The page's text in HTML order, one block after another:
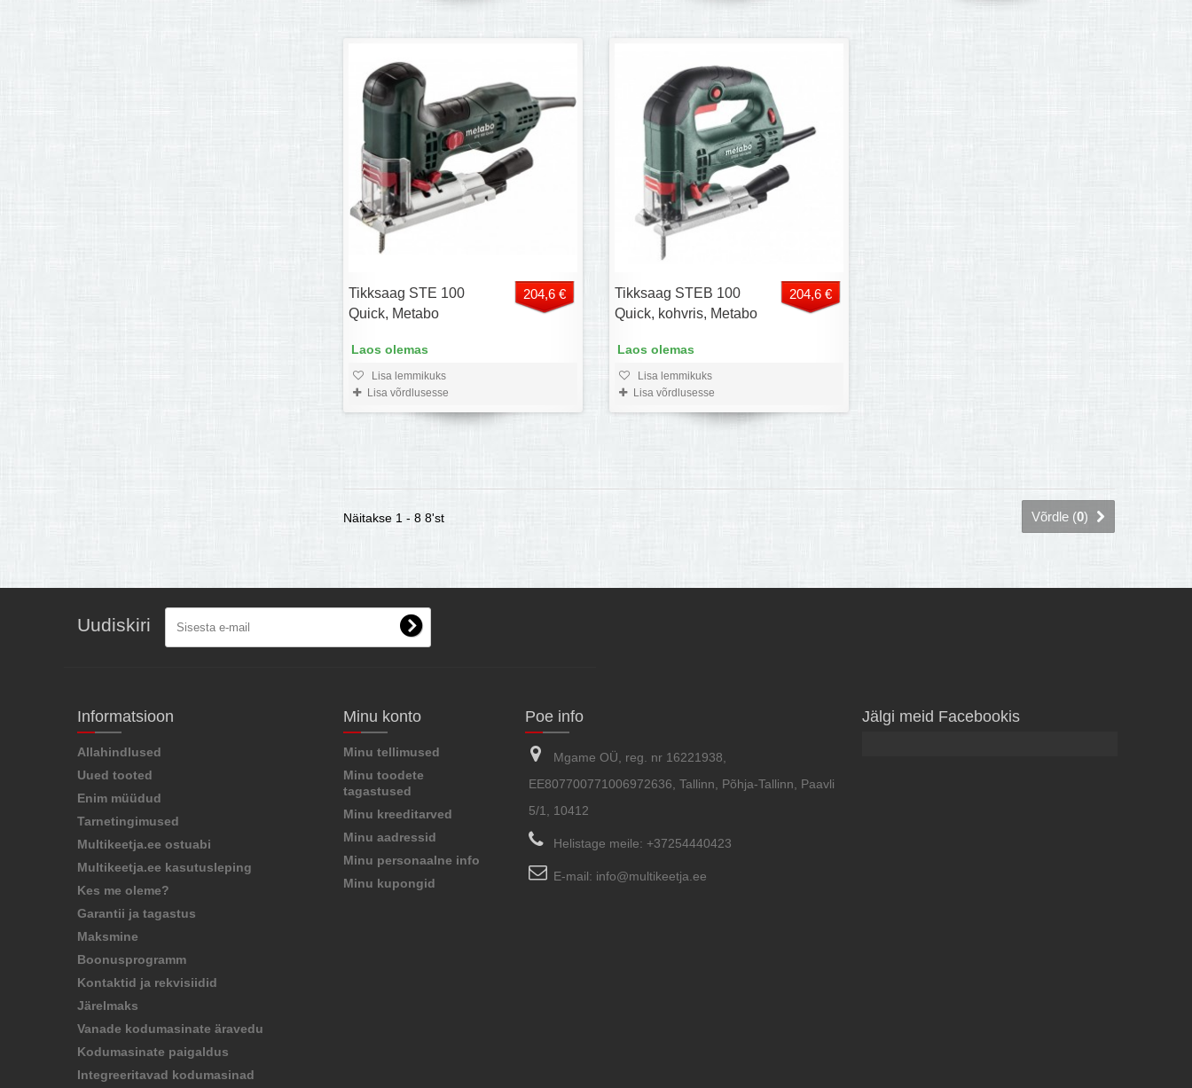
Tikksaag STE 100
Quick, Metabo
204,6 €
Laos olemas
Lisa lemmikuks
Lisa võrdlusesse
Tikksaag STEB 100
Quick, kohvris, Metabo
204,6 €
Laos olemas
Lisa lemmikuks
Lisa võrdlusesse
Võrdle (0)
Näitakse 1 - 8 8'st
Uudiskiri
Informatsioon
Allahindlused
Uued tooted
Enim müüdud
Tarnetingimused
Multikeetja.ee ostuabi
Multikeetja.ee kasutusleping
Kes me oleme?
Garantii ja tagastus
Maksmine
Boonusprogramm
Kontaktid ja rekvisiidid
Järelmaks
Vanade kodumasinate äravedu
Kodumasinate paigaldus
Integreeritavad kodumasinad
Minu konto
Minu tellimused
Minu toodete
tagastused
Minu kreeditarved
Minu aadressid
Minu personaalne info
Minu kupongid
Poe info
Mgame OÜ, reg. nr 16221938,
EE807700771006972636, Tallinn, Põhja-Tallinn, Paavli
5/1, 10412
Helistage meile: +37254440423
E-mail: info@multikeetja.ee
Jälgi meid Facebookis